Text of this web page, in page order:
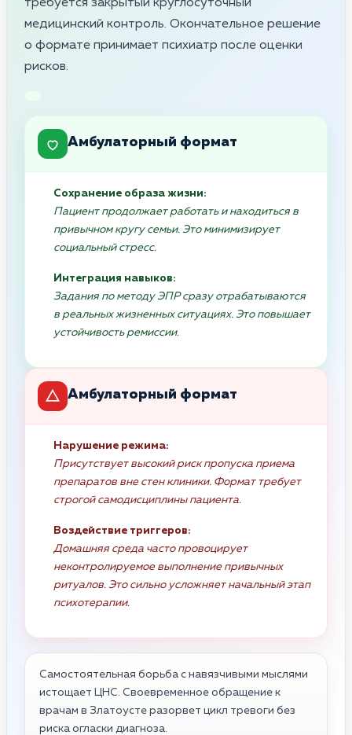
требуется закрытый круглосуточный
медицинский контроль. Окончательное решение
о формате принимает психиатр после оценки
рисков.
Амбулаторный формат
Сохранение образа жизни:
Пациент продолжает работать и находиться в
привычном кругу семьи. Это минимизирует
социальный стресс.
Интеграция навыков:
Задания по методу ЭПР сразу отрабатываются
в реальных жизненных ситуациях. Это повышает
устойчивость ремиссии.
Амбулаторный формат
Нарушение режима:
Присутствует высокий риск пропуска приема
препаратов вне стен клиники. Формат требует
строгой самодисциплины пациента.
Воздействие триггеров:
Домашняя среда часто провоцирует
неконтролируемое выполнение привычных
ритуалов. Это сильно усложняет начальный этап
психотерапии.
Самостоятельная борьба с навязчивыми мыслями
истощает ЦНС. Своевременное обращение к
врачам в Златоусте разорвет цикл тревоги без
риска огласки диагноза.